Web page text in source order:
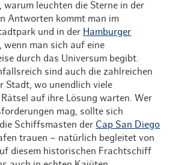
warum leuchten die Sterne in der
Antworten kommt man im
und in der Hamburger
wenn man sich auf eine
durch das Universum begibt.
sind auch die zahlreichen
Stadt, wo unendlich viele
auf ihre Lösung warten. Wer
mag, sollte sich
Schiffsmasten der Cap San Diego
trauen – natürlich begleitet von
diesem historischen Frachtschiff